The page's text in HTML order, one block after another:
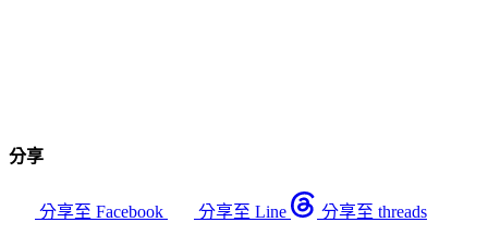
分享
分享至 Facebook 分享至 Line 分享至 threads